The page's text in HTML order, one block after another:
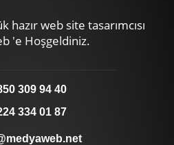
web site tasarımcısı
'e Hoşgeldiniz.
309 94 40
334 01 87